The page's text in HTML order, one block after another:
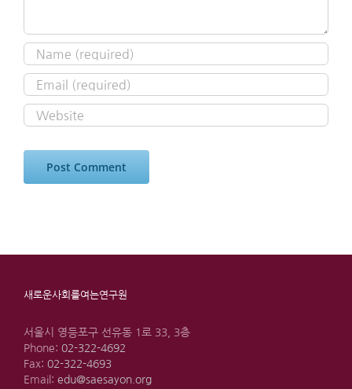
새로운사회를여는연구원
서울시 영등포구 선유동 1로 33, 3층
Phone: 02-322-4692
Fax: 02-322-4693
Email: edu@saesayon.org